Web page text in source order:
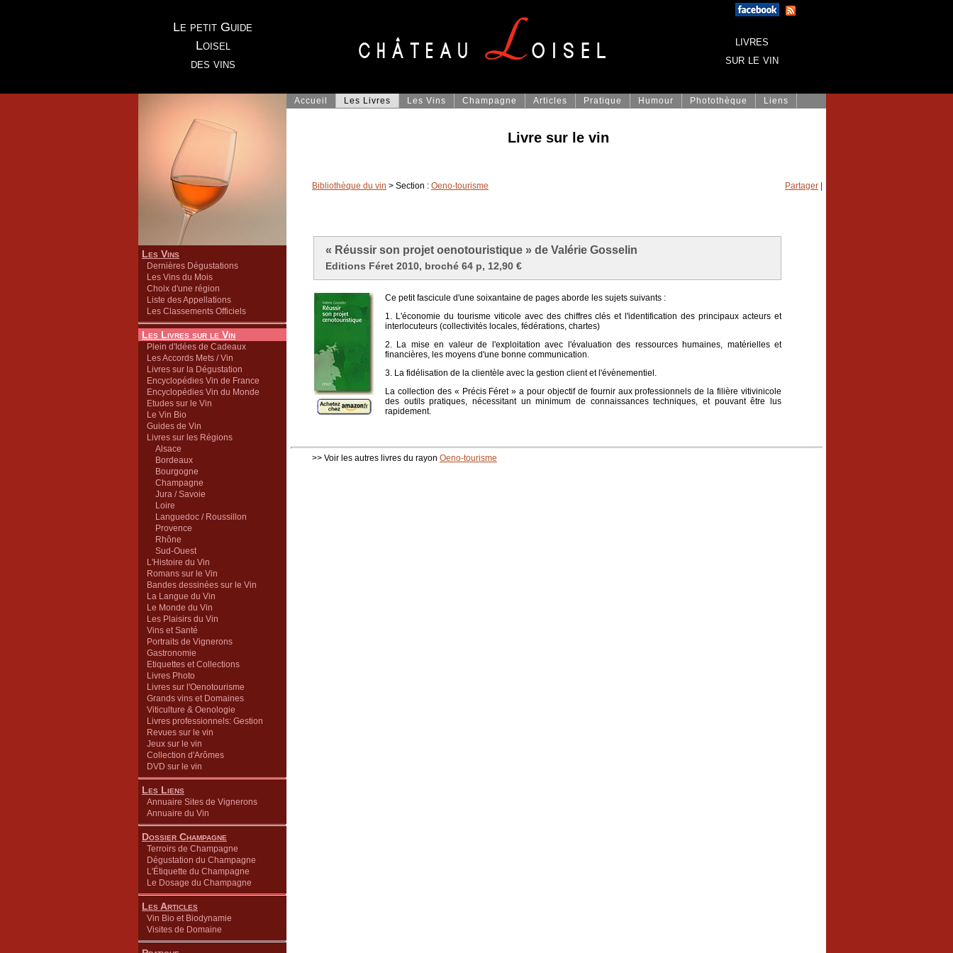
Le petit Guide
Loisel
des vins
livres
sur le vin
Les Vins
Dernières Dégustations
Les Vins du Mois
Choix d'une région
Liste des Appellations
Les Classements Officiels
Les Livres sur le Vin
Plein d'Idées de Cadeaux
Les Accords Mets / Vin
Livres sur la Dégustation
Encyclopédies Vin de France
Encyclopédies Vin du Monde
Etudes sur le Vin
Le Vin Bio
Guides de Vin
Livres sur les Régions
Alsace
Bordeaux
Bourgogne
Champagne
Jura / Savoie
Loire
Languedoc / Roussillon
Provence
Rhône
Sud-Ouest
L'Histoire du Vin
Romans sur le Vin
Bandes dessinées sur le Vin
La Langue du Vin
Le Monde du Vin
Les Plaisirs du Vin
Vins et Santé
Portraits de Vignerons
Gastronomie
Etiquettes et Collections
Livres Photo
Livres sur l'Oenotourisme
Grands vins et Domaines
Viticulture & Oenologie
Livres professionnels: Gestion
Revues sur le vin
Jeux sur le vin
Collection d'Arômes
DVD sur le vin
Les Liens
Annuaire Sites de Vignerons
Annuaire du Vin
Dossier Champagne
Terroirs de Champagne
Dégustation du Champagne
L'Étiquette du Champagne
Le Dosage du Champagne
Les Articles
Vin Bio et Biodynamie
Visites de Domaine
Accueil Les Livres Les Vins Champagne Articles Pratique Humour Photothèque Liens
Livre sur le vin
Partager
Bibliothèque du vin > Section : Oeno-tourisme
« Réussir son projet oenotouristique » de Valérie Gosselin
Editions Féret 2010, broché 64 p, 12,90 €
Ce petit fascicule d'une soixantaine de pages aborde les sujets suivants :
1. L'économie du tourisme viticole avec des chiffres clés et l'identification des principaux acteurs et
interlocuteurs (collectivités locales, fédérations, chartes)
2. La mise en valeur de l'exploitation avec l'évaluation des ressources humaines, matérielles et
financières, les moyens d'une bonne communication.
3. La fidélisation de la clientèle avec la gestion client et l'évènementiel.
La collection des « Précis Féret » a pour objectif de fournir aux professionnels de la filière vitivinicole
des outils pratiques, nécessitant un minimum de connaissances techniques, et pouvant être lus
rapidement.
>> Voir les autres livres du rayon Oeno-tourisme